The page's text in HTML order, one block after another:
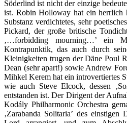
Söderlind ist nicht der einzige
ist. Robin Holloway hat ein herrlich
Substanz verdichtetes, sehr
Pickard, der große britische
‚…forbidding mourning…’ ein
Kontrapunktik, das auch durch
Kleinigkeiten trugen der Däne Poul
Dean (sehr apart!) sowie Andrew
Mihkel Kerem hat ein introvertiertes
wie auch Steve Elcock, dessen
entstanden ist. Der Dirigent der
Kodály Philharmonic Orchestra
‚Zarabanda Solitaria’ des einstigen